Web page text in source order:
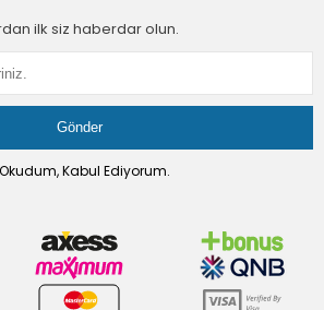
ilk siz haberdar olun.
Okudum, Kabul Ediyorum.